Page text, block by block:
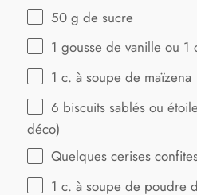
50 g de sucre
1 gousse de vanille ou 1
1 c. à soupe de maïzena
6 biscuits sablés ou
déco)
Quelques cerises
1 c. à soupe de poudre